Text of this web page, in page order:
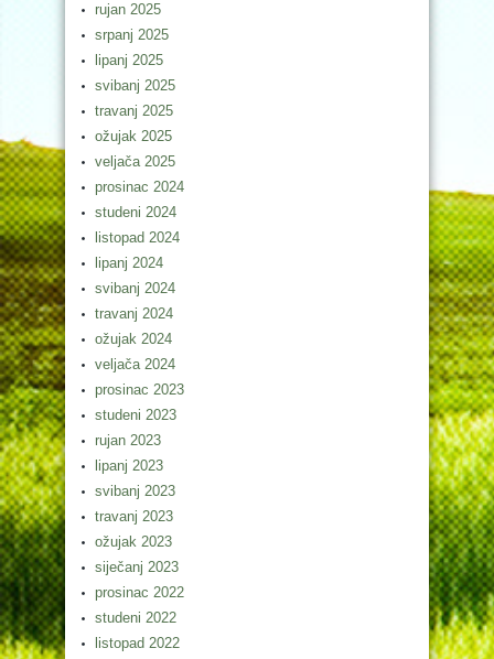
rujan 2025
srpanj 2025
lipanj 2025
svibanj 2025
travanj 2025
ožujak 2025
veljača 2025
prosinac 2024
studeni 2024
listopad 2024
lipanj 2024
svibanj 2024
travanj 2024
ožujak 2024
veljača 2024
prosinac 2023
studeni 2023
rujan 2023
lipanj 2023
svibanj 2023
travanj 2023
ožujak 2023
siječanj 2023
prosinac 2022
studeni 2022
listopad 2022